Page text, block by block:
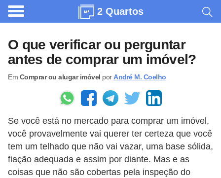
2 Quartos
O que verificar ou perguntar
antes de comprar um imóvel?
Em Comprar ou alugar imóvel por André M. Coelho
Se você está no mercado para comprar um imóvel,
você provavelmente vai querer ter certeza que você
tem um telhado que não vai vazar, uma base sólida,
fiação adequada e assim por diante. Mas e as
coisas que não são cobertas pela inspeção do
A
q
u
i
t
u
r
a